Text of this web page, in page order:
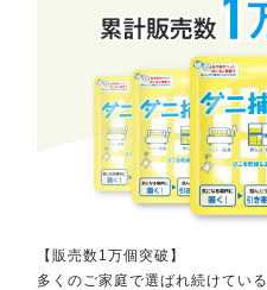
【販売数1万個突破】
多くのご家庭で選ばれ続けている